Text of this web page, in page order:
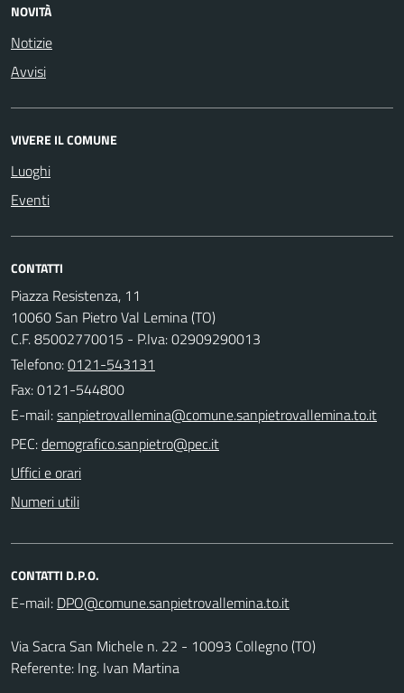
NOVITÀ
Notizie
Avvisi
VIVERE IL COMUNE
Luoghi
Eventi
CONTATTI
Piazza Resistenza, 11
10060 San Pietro Val Lemina (TO)
C.F. 85002770015 - P.Iva: 02909290013
Telefono:0121-543131
Fax: 0121-544800
E-mail:
PEC:
Uffici e orari
Numeri utili
CONTATTI D.P.O.
E-mail:
Via Sacra San Michele n. 22 - 10093 Collegno (TO)
Referente: Ing. Ivan Martina